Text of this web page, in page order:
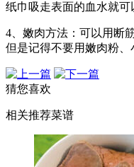
纸巾吸走表面的血水就可
4、嫩肉方法：可以用断
但是记得不要用嫩肉粉、
猜您喜欢
相关推荐菜谱